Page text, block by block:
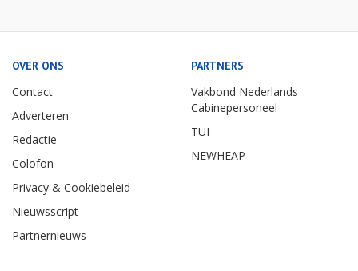
OVER ONS
Contact
Adverteren
Redactie
Colofon
Privacy & Cookiebeleid
Nieuwsscript
Partnernieuws
PARTNERS
Vakbond Nederlands
Cabinepersoneel
TUI
NEWHEAP